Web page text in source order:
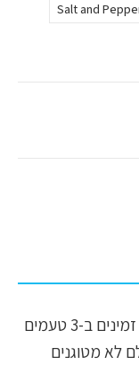
Salt and
נובו פרוטאין פופס הם חטיף חלבון חדש, זמינים ב-3 טעמים
לא מטוגנים